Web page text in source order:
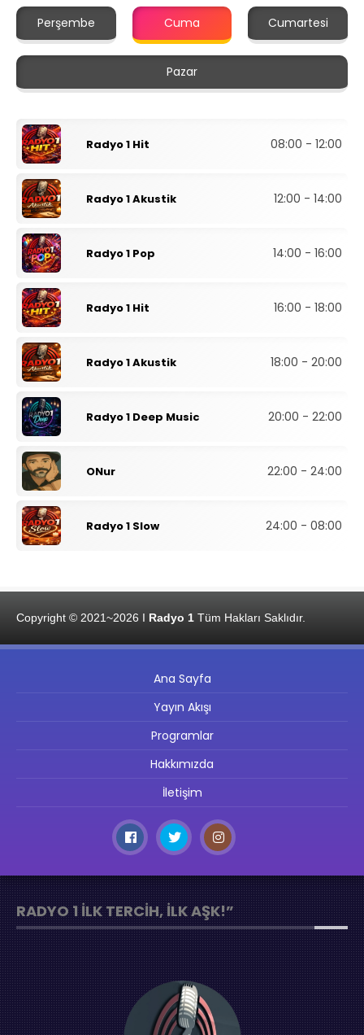
Perşembe Cuma Cumartesi
Pazar
Radyo 1 Hit 08:00 - 12:00
Radyo 1 Akustik 12:00 - 14:00
Radyo 1 Pop 14:00 - 16:00
Radyo 1 Hit 16:00 - 18:00
Radyo 1 Akustik 18:00 - 20:00
Radyo 1 Deep Music 20:00 - 22:00
ONur 22:00 - 24:00
Radyo 1 Slow 24:00 - 08:00
Copyright © 2021~2026 I Radyo 1 Tüm Hakları Saklıdır.
Ana Sayfa
Yayın Akışı
Programlar
Hakkımızda
İletişim
RADYO 1 İLK TERCIH, İLK AŞK!”